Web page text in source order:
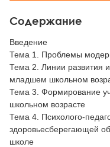
Содержание
Введение
Тема 1. Проблемы
Тема 2. Линии развития
младшем школьном
Тема 3. Формирование
школьном возрасте
Тема 4. Психолого-
здоровьесберегающей
школе